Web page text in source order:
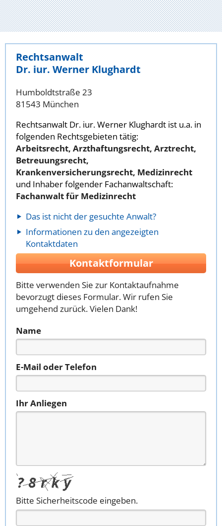
Rechtsanwalt
Dr. iur. Werner Klughardt
Humboldtstraße 23
81543 München
Rechtsanwalt Dr. iur. Werner Klughardt ist u.a. in
folgenden Rechtsgebieten tätig:
Arbeitsrecht, Arzthaftungsrecht, Arztrecht,
Betreuungsrecht,
Krankenversicherungsrecht, Medizinrecht
und Inhaber folgender Fachanwaltschaft:
Fachanwalt für Medizinrecht
Das ist nicht der gesuchte Anwalt?
Informationen zu den angezeigten
Kontaktdaten
Kontaktformular
Bitte verwenden Sie zur Kontaktaufnahme
bevorzugt dieses Formular. Wir rufen Sie
umgehend zurück. Vielen Dank!
Name
E-Mail oder Telefon
Ihr Anliegen
Bitte Sicherheitscode eingeben.